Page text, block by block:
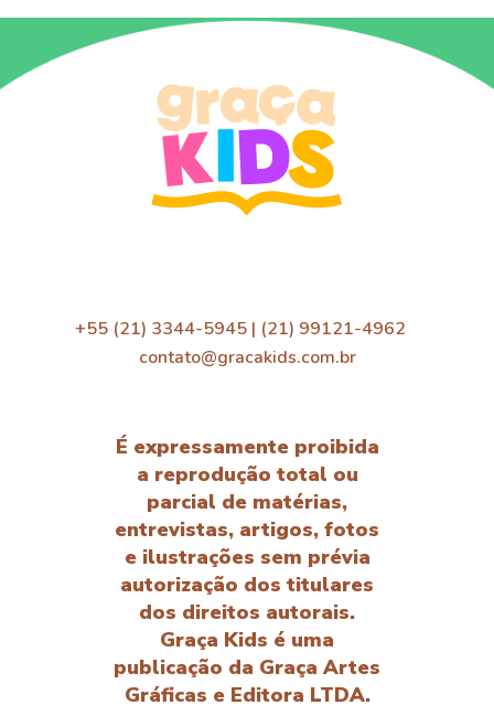
+55 (21) 3344-5945 | (21) 99121-4962
contato@gracakids.com.br
É expressamente proibida
a reprodução total ou
parcial de matérias,
entrevistas, artigos, fotos
e ilustrações sem prévia
autorização dos titulares
dos direitos autorais.
Graça Kids é uma
publicação da Graça Artes
Gráficas e Editora LTDA.